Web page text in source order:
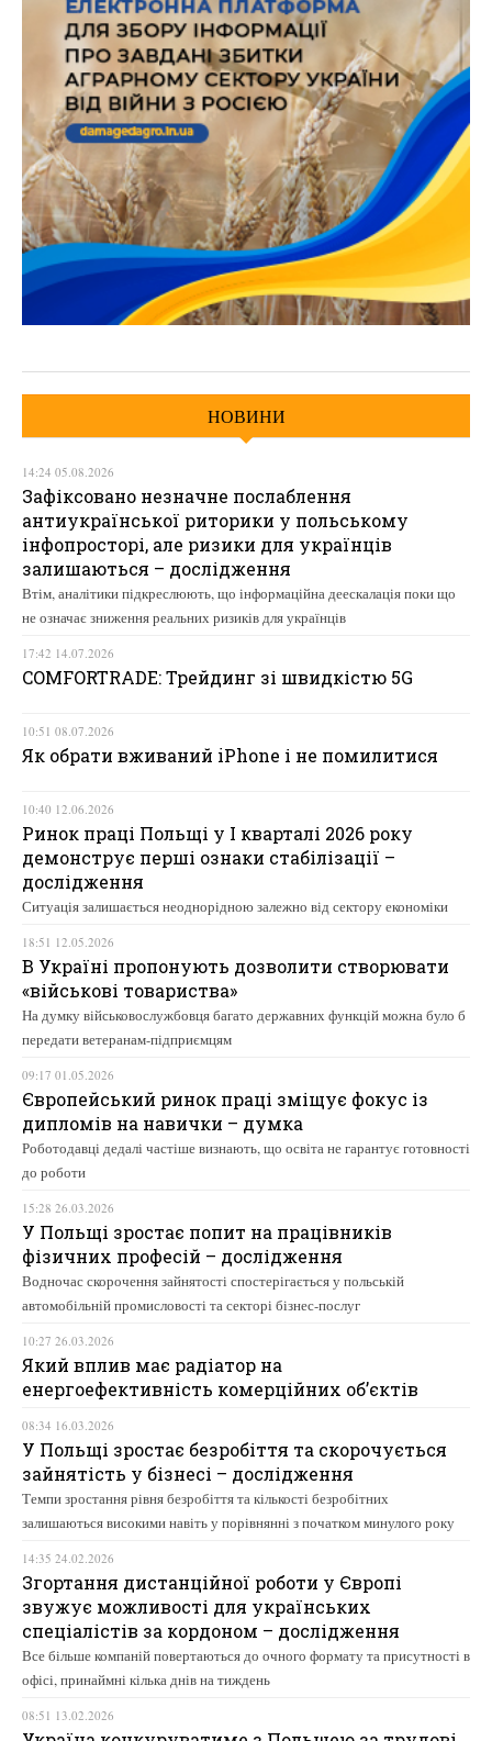
НОВИНИ
14:24 05.08.2026
Зафіксовано незначне послаблення
антиукраїнської риторики у польському
інфопросторі, але ризики для українців
залишаються – дослідження
Втім, аналітики підкреслюють, що інформаційна деескалація поки що
не означає зниження реальних ризиків для українців
17:42 14.07.2026
COMFORTRADE: Трейдинг зі швидкістю 5G
10:51 08.07.2026
Як обрати вживаний iPhone і не помилитися
10:40 12.06.2026
Ринок праці Польщі у І кварталі 2026 року
демонструє перші ознаки стабілізації –
дослідження
Ситуація залишається неоднорідною залежно від сектору економіки
18:51 12.05.2026
В Україні пропонують дозволити створювати
«військові товариства»
На думку військовослужбовця багато державних функцій можна було б
передати ветеранам-підприємцям
09:17 01.05.2026
Європейський ринок праці зміщує фокус із
дипломів на навички – думка
Роботодавці дедалі частіше визнають, що освіта не гарантує готовності
до роботи
15:28 26.03.2026
У Польщі зростає попит на працівників
фізичних професій – дослідження
Водночас скорочення зайнятості спостерігається у польській
автомобільній промисловості та секторі бізнес-послуг
10:27 26.03.2026
Який вплив має радіатор на
енергоефективність комерційних об’єктів
08:34 16.03.2026
У Польщі зростає безробіття та скорочується
зайнятість у бізнесі – дослідження
Темпи зростання рівня безробіття та кількості безробітних
залишаються високими навіть у порівнянні з початком минулого року
14:35 24.02.2026
Згортання дистанційної роботи у Європі
звужує можливості для українських
спеціалістів за кордоном – дослідження
Все більше компаній повертаються до очного формату та присутності в
офісі, принаймні кілька днів на тиждень
08:51 13.02.2026